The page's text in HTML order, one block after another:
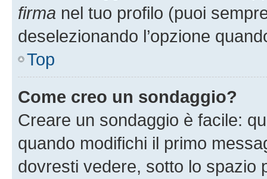
firma nel tuo profilo (puoi
deselezionando l’opzione
Top
Come creo un sondaggio?
Creare un sondaggio è facile:
quando modifichi il primo
dovresti vedere, sotto lo spazio